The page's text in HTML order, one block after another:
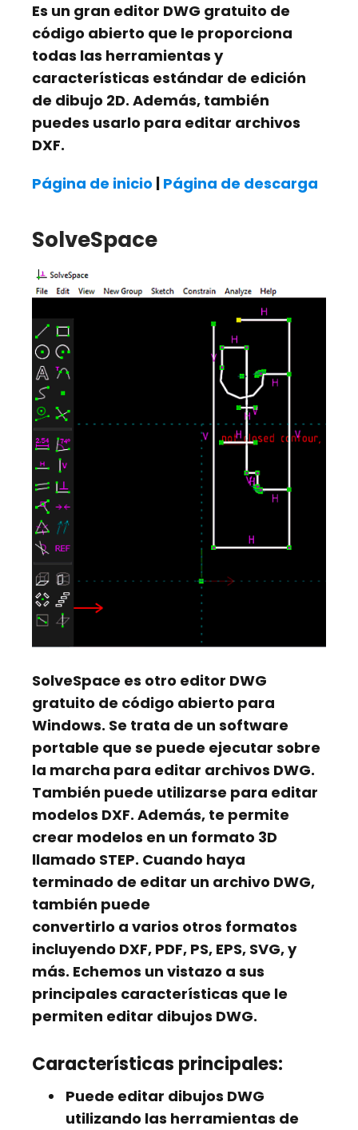
Es un gran editor DWG gratuito de
código abierto que le proporciona
todas las herramientas y
características estándar de edición
de dibujo 2D. Además, también
puedes usarlo para editar archivos
DXF.
Página de inicio Página de descarga
SolveSpace
SolveSpace es otro editor DWG
gratuito de código abierto para
Windows. Se trata de un software
portable que se puede ejecutar sobre
la marcha para editar archivos DWG.
También puede utilizarse para editar
modelos DXF. Además, te permite
crear modelos en un formato 3D
llamado STEP. Cuando haya
terminado de editar un archivo DWG,
también puede
convertirlo a varios otros formatos
incluyendo DXF, PDF, PS, EPS, SVG, y
más. Echemos un vistazo a sus
principales características que le
permiten editar dibujos DWG.
Características principales:
Puede editar dibujos DWG
utilizando las herramientas de